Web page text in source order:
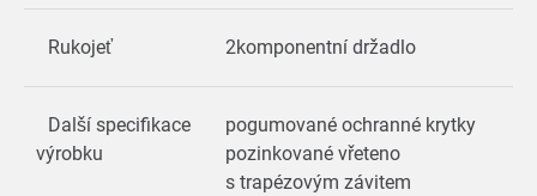
Rukojeť 2komponentní držadlo
Další specifikace
výrobku
pogumované ochranné krytky
pozinkované vřeteno
s trapézovým závitem